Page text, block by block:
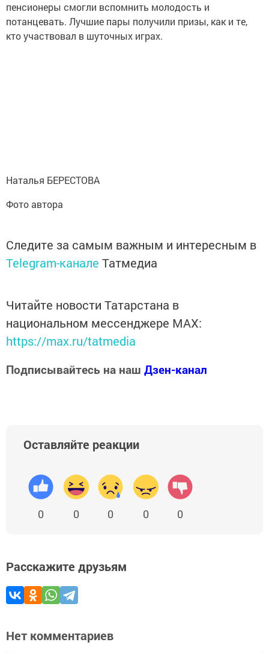
пенсионеры смогли вспомнить молодость и
потанцевать. Лучшие пары получили призы, как и те,
кто участвовал в шуточных играх.
Наталья БЕРЕСТОВА
Фото автора
Следите за самым важным и интересным в
Telegram-канале Татмедиа
Читайте новости Татарстана в
национальном мессенджере MАХ:
https://max.ru/tatmedia
Подписывайтесь на наш Дзен-канал
Оставляйте реакции
0 0 0 0 0
Расскажите друзьям
Нет комментариев